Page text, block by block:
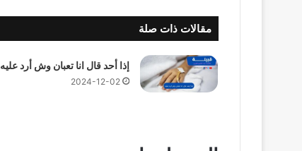
مقالات ذات صلة
إذا أحد قال انا تعبان وش أرد عليه
2024-12-02